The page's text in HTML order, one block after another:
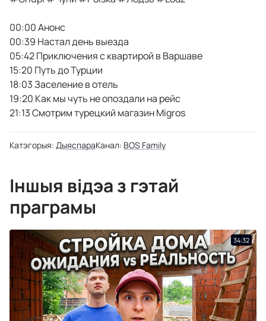
00:00 Анонс
00:39 Настал день выезда
05:42 Приключения с квартирой в Варшаве
15:20 Путь до Турции
18:03 Заселение в отель
19:20 Как мы чуть не опоздали на рейс
21:13 Смотрим турецкий магазин Migros
Катэгорыя: ДыяспараКанал: BOS Family
Іншыя відэа з гэтай
праграмы
34:32